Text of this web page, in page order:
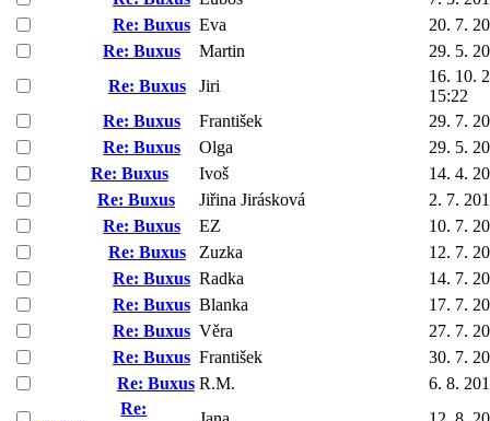
Re: Buxus Eva
20. 7.
Re: Buxus
Martin
29. 5.
Re: Buxus
Jiri
16. 10.
15:22
Re: Buxus
František
29. 7.
Re: Buxus
Olga
29. 5.
Re: Buxus
Ivoš
14. 4.
Re: Buxus
Jiřina Jirásková
2. 7.
Re: Buxus
EZ
10. 7.
Re: Buxus
Zuzka
12. 7.
Re: Buxus Radka
14. 7.
Re: Buxus Blanka
17. 7.
Re: Buxus Věra
27. 7.
Re: Buxus František
30. 7.
Re: Buxus R.M.
6. 8.
Re: